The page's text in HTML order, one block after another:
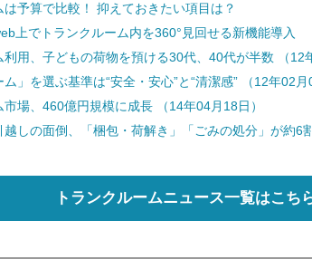
は予算で比較！ 抑えておきたい項目は？
上でトランクルーム内を360°見回せる新機能導入
利用、子どもの荷物を預ける30代、40代が半数 （12
ム」を選ぶ基準は“安全・安心”と“清潔感” （12年02月
市場、460億円規模に成長 （14年04月18日）
越しの面倒、「梱包・荷解き」「ごみの処分」が約6割
トランクルームニュース一覧はこち